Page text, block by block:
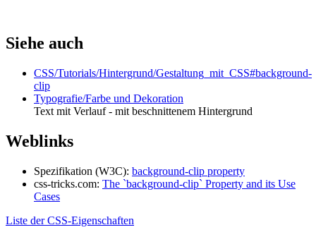
Siehe auch
CSS/Tutorials/Hintergrund/Gestaltung_mit_CSS#background-
clip
Typografie/Farbe und Dekoration
Text mit Verlauf - mit beschnittenem Hintergrund
Weblinks
Spezifikation (W3C): background-clip property
css-tricks.com: The `background-clip` Property and its Use
Cases
Liste der CSS-Eigenschaften